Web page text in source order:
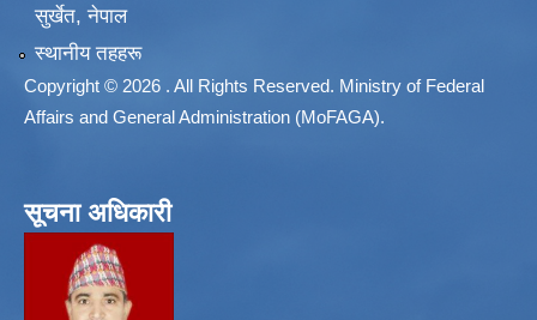
सुर्खेत, नेपाल
स्थानीय तहहरू
Copyright © 2026 . All Rights Reserved. Ministry of Federal
Affairs and General Administration (MoFAGA).
सूचना अधिकारी